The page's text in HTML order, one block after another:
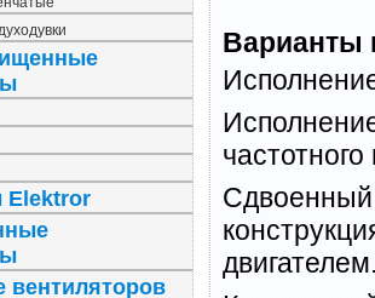
Варианты
Сдвоенный
Elektror
вентиляторов